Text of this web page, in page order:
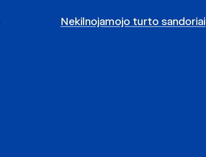
Nekilnojamojo turto sandoriai